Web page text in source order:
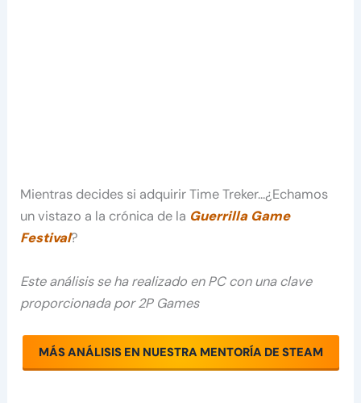
Mientras decides si adquirir Time Treker…¿Echamos
un vistazo a la crónica de la Guerrilla Game
Festival?
Este análisis se ha realizado en PC con una clave
proporcionada por 2P Games
MÁS ANÁLISIS EN NUESTRA MENTORÍA DE STEAM